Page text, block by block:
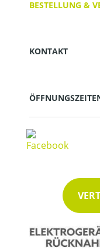
BESTELLUNG &
KONTAKT